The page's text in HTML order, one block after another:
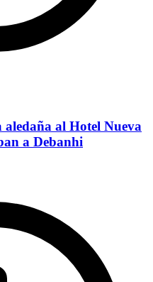
al Hotel Nueva
a Debanhi